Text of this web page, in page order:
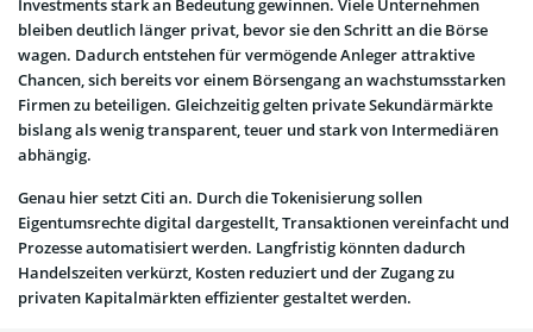
Investments stark an Bedeutung gewinnen. Viele Unternehmen
bleiben deutlich länger privat, bevor sie den Schritt an die Börse
wagen. Dadurch entstehen für vermögende Anleger attraktive
Chancen, sich bereits vor einem Börsengang an wachstumsstarken
Firmen zu beteiligen. Gleichzeitig gelten private Sekundärmärkte
bislang als wenig transparent, teuer und stark von Intermediären
abhängig.
Genau hier setzt Citi an. Durch die Tokenisierung sollen
Eigentumsrechte digital dargestellt, Transaktionen vereinfacht und
Prozesse automatisiert werden. Langfristig könnten dadurch
Handelszeiten verkürzt, Kosten reduziert und der Zugang zu
privaten Kapitalmärkten effizienter gestaltet werden.